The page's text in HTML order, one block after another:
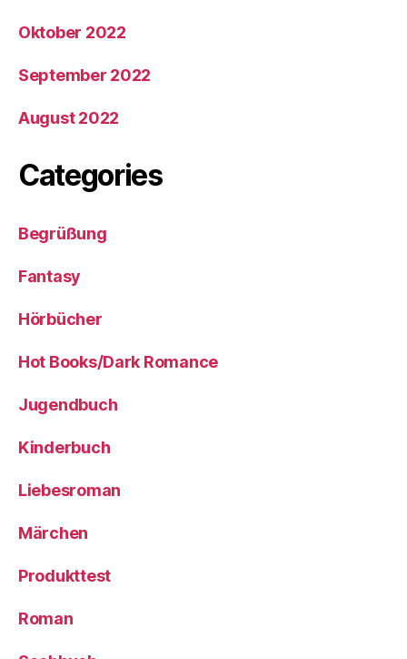
Oktober 2022
September 2022
August 2022
Categories
Begrüßung
Fantasy
Hörbücher
Hot Books/Dark Romance
Jugendbuch
Kinderbuch
Liebesroman
Märchen
Produkttest
Roman